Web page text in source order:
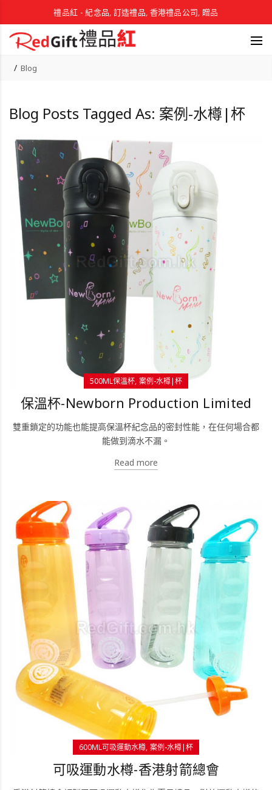
禮品紅 - 紀念品, 訂造禮品, 香港禮品公司, 贈品
Blog
Blog Posts Tagged As: 案例-水樽|杯
500ML保溫杯 案例-水樽|杯
保溫杯-Newborn Production Limited
雙重鎖定的功能也能提高保溫杯紀念品的密封性能，在任何場合都
能做到滴水不漏。
Read more
600ML可吸運動水樽 案例-水樽|杯
可吸運動水樽-香港射箭總會